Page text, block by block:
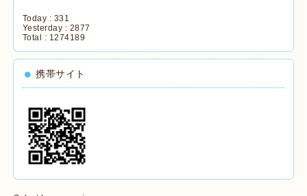
Today : 331
Yesterday : 2877
Total : 1274189
携帯サイト